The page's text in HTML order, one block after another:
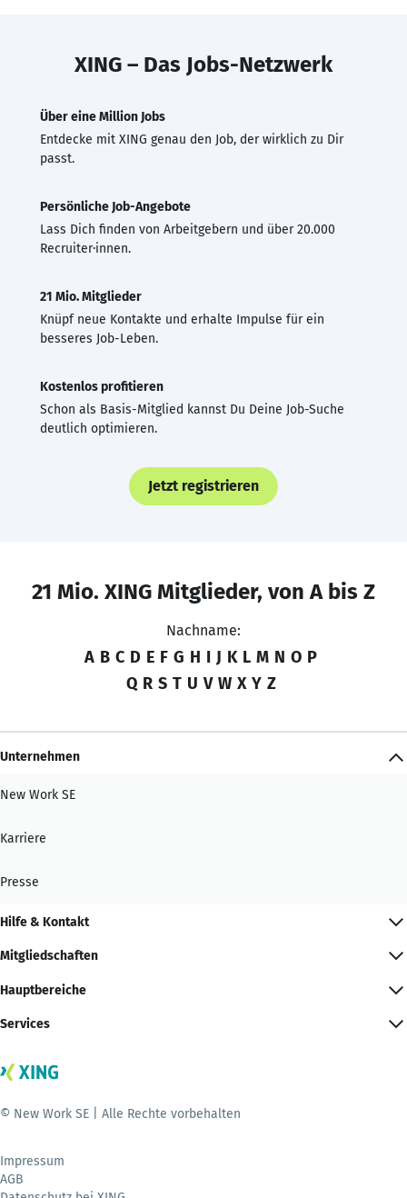
XING – Das Jobs-Netzwerk
Über eine Million Jobs
Entdecke mit XING genau den Job, der wirklich zu Dir
passt.
Persönliche Job-Angebote
Lass Dich finden von Arbeitgebern und über 20.000
Recruiter·innen.
21 Mio. Mitglieder
Knüpf neue Kontakte und erhalte Impulse für ein
besseres Job-Leben.
Kostenlos profitieren
Schon als Basis-Mitglied kannst Du Deine Job-Suche
deutlich optimieren.
Jetzt registrieren
21 Mio. XING Mitglieder, von A bis Z
Nachname:
A B C D E F G H I J K L M N O P
Q R S T U V W X Y Z
Unternehmen
New Work SE
Karriere
Presse
Hilfe & Kontakt
Mitgliedschaften
Hauptbereiche
Services
© New Work SE | Alle Rechte vorbehalten
Impressum
AGB